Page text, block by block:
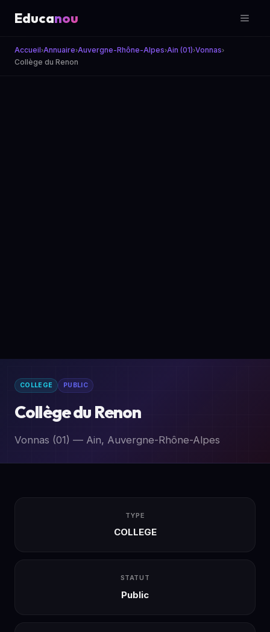
Educanou
Accueil›Annuaire›Auvergne-Rhône-Alpes›Ain (01)›Vonnas›
Collège du Renon
COLLEGE PUBLIC
Collège du Renon
Vonnas (01) — Ain, Auvergne-Rhône-Alpes
TYPE
COLLEGE
STATUT
Public